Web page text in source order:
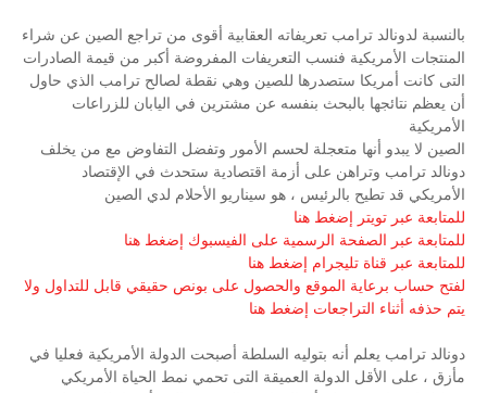
بالنسبة لدونالد ترامب تعريفاته العقابية أقوى من تراجع الصين عن شراء
المنتجات الأمريكية فنسب التعريفات المفروضة أكبر من قيمة الصادرات
التى كانت أمريكا ستصدرها للصين وهي نقطة لصالح ترامب الذي حاول
أن يعظم نتائجها بالبحث بنفسه عن مشترين في اليابان للزراعات
الأمريكية
الصين لا يبدو أنها متعجلة لحسم الأمور وتفضل التفاوض مع من يخلف
دونالد ترامب وتراهن على أزمة اقتصادية ستحدث في الإقتصاد
الأمريكي قد تطيح بالرئيس ، هو سيناريو الأحلام لدي الصين
للمتابعة عبر تويتر إضغط هنا
للمتابعة عبر الصفحة الرسمية على الفيسبوك إضغط هنا
للمتابعة عبر قناة تليجرام إضغط هنا
لفتح حساب برعاية الموقع والحصول على بونص حقيقي قابل للتداول ولا
يتم حذفه أثناء التراجعات إضغط هنا
دونالد ترامب يعلم أنه بتوليه السلطة أصبحت الدولة الأمريكية فعليا في
مأزق ، على الأقل الدولة العميقة التى تحمي نمط الحياة الأمريكي